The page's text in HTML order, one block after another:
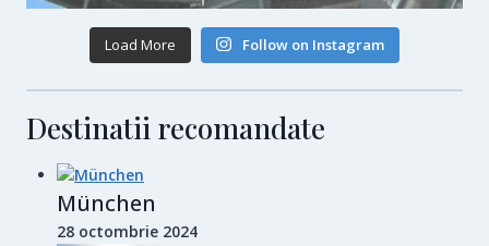
Load More Follow on Instagram
Destinatii recomandate
München
28 octombrie 2024